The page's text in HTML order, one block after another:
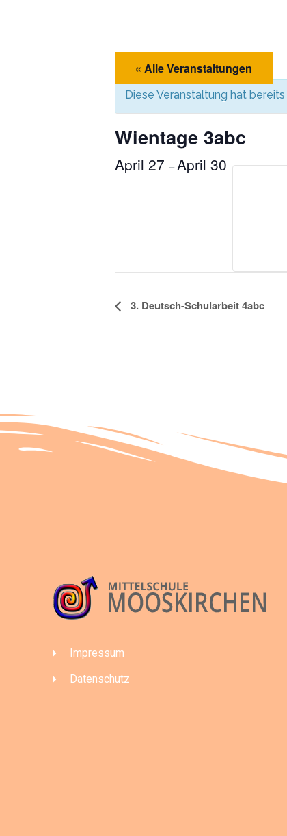
« Alle Veranstaltungen
Diese Veranstaltung hat
Wientage 3abc
April 27 –April 30
Veranstaltung
3. Deutsch-Schularbeit 4abc
Impressum
Datenschutz